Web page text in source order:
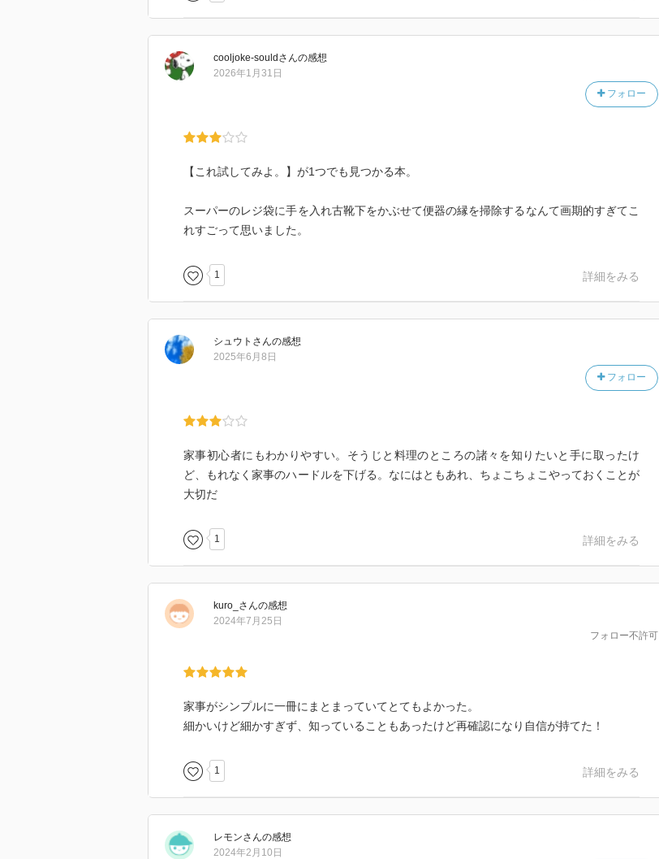
cooljoke-sould さんの感想
フォロー
2026年1月31日
【これ試してみよ。】が1つでも見つかる本。
スーパーのレジ袋に手を入れ古靴下をかぶせて便器の縁を掃除するなんて画期的すぎてこ
れすごって思いました。
1 詳細をみる
シュウト さんの感想
フォロー
2025年6月8日
家事初心者にもわかりやすい。そうじと料理のところの諸々を知りたいと手に取ったけ
ど、もれなく家事のハードルを下げる。なにはともあれ、ちょこちょこやっておくことが
大切だ
1 詳細をみる
kuro_ さんの感想
フォロー不許可
2024年7月25日
家事がシンプルに一冊にまとまっていてとてもよかった。
細かいけど細かすぎず、知っていることもあったけど再確認になり自信が持てた！
1 詳細をみる
レモンさんの感想
2024年2月10日